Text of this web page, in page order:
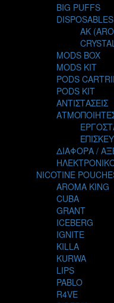
NUBO
OPMH
S-ELF
SADBOY
SCANDAL
STEAM
STEAM
TALES
TATTOO
THE
THE
TIKI
TWIST
VGOD
WILD
YETI
BIG PUFFS
DISPOSABLES
AK
MODS BOX
MODS KIT
PODS
PODS KIT
ΑΝΤΙΣΤΑΣΕΙΣ
ΔΙΑΦΟΡΑ /
NICOTINE
AROMA KING
CUBA
GRANT
ICEBERG
IGNITE
KILLA
KURWA
LIPS
PABLO
R4VE